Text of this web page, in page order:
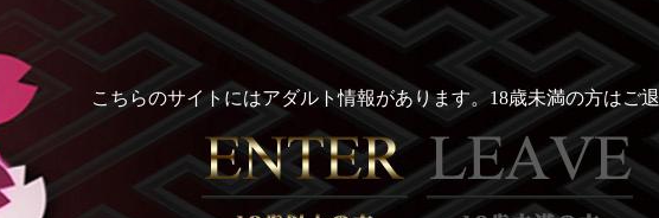
こちらのサイトにはアダルト情報があります。18歳未満の方はご